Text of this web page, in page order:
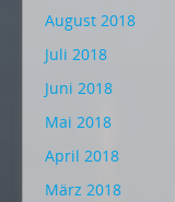
August 2018
Juli 2018
Juni 2018
Mai 2018
April 2018
März 2018